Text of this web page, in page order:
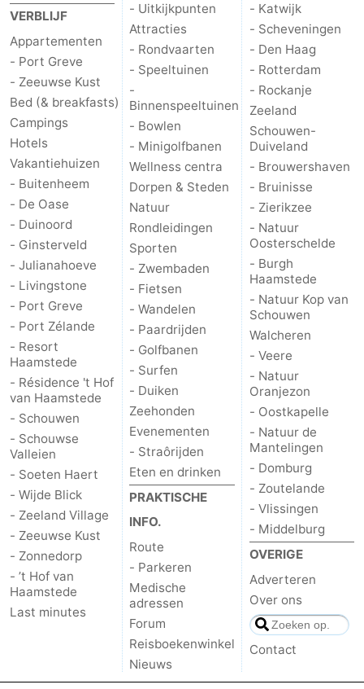
Brouwershaven
-
Bruinisse
-
Zierikzee
-
Natuur
Oosterschelde
Burgh
Haamstede
-
Natuur
Kop
van
Schouwen
Walcheren
-
Veere
Natuur
Oranjezon
-
Oostkapelle
-
Natuur
de
Mantelingen
Domburg
Zoutelande
Vlissingen
-
Middelburg
Weer
Contact
VERBLIJF
Appartementen
- Port Greve
- Zeeuwse Kust
Bed (& breakfasts)
Campings
Hotels
Vakantiehuizen
- Buitenheem
- De Oase
- Duinoord
- Ginsterveld
- Julianahoeve
- Livingstone
- Port Greve
- Port Zélande
- Resort
Haamstede
- Résidence 't Hof
van Haamstede
- Schouwen
- Schouwse
Valleien
- Soeten Haert
- Wijde Blick
- Zeeland Village
- Zeeuwse Kust
- Zonnedorp
- ’t Hof van
Haamstede
Last minutes
- Uitkijkpunten
Attracties
- Rondvaarten
- Speeltuinen
-
Binnenspeeltuinen
- Bowlen
- Minigolfbanen
Wellness centra
Dorpen & Steden
Natuur
Rondleidingen
Sporten
- Zwembaden
- Fietsen
- Wandelen
- Paardrijden
- Golfbanen
- Surfen
- Duiken
Zeehonden
Evenementen
- Straôrijden
Eten en drinken
PRAKTISCHE
INFO.
Route
- Parkeren
Medische
adressen
Forum
Reisboekenwinkel
Nieuws
- Katwijk
- Scheveningen
- Den Haag
- Rotterdam
- Rockanje
Zeeland
Schouwen-
Duiveland
- Brouwershaven
- Bruinisse
- Zierikzee
- Natuur
Oosterschelde
- Burgh
Haamstede
- Natuur Kop van
Schouwen
Walcheren
- Veere
- Natuur
Oranjezon
- Oostkapelle
- Natuur de
Mantelingen
- Domburg
- Zoutelande
- Vlissingen
- Middelburg
OVERIGE
Adverteren
Over ons
Contact